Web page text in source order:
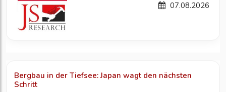
07.08.2026
Bergbau in der Tiefsee: Japan wagt den nächsten
Schritt